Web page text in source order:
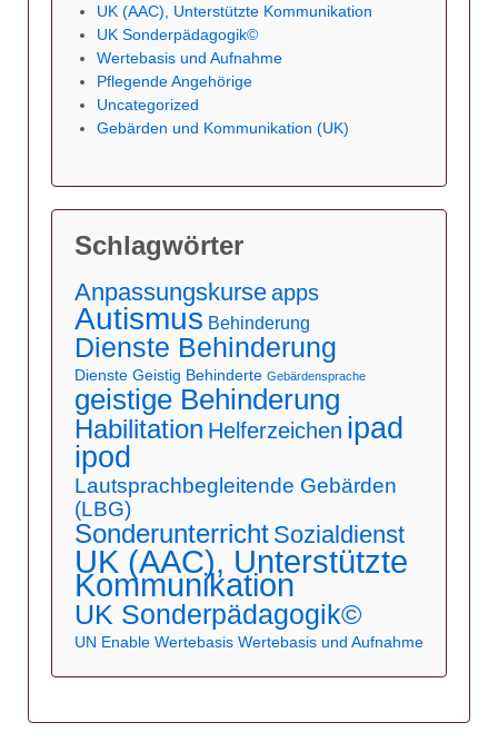
UK (AAC), Unterstützte Kommunikation
UK Sonderpädagogik©
Wertebasis und Aufnahme
Pflegende Angehörige
Uncategorized
Gebärden und Kommunikation (UK)
Schlagwörter
Anpassungskurseapps
Autismus Behinderung
Dienste Behinderung
Dienste Geistig Behinderte Gebärdensprache
geistige Behinderung
Habilitation Helferzeichen ipad
ipod
Lautsprachbegleitende Gebärden
(LBG)
Sonderunterricht Sozialdienst
UK (AAC), Unterstützte
Kommunikation
UK Sonderpädagogik©
UN Enable Wertebasis Wertebasis und Aufnahme